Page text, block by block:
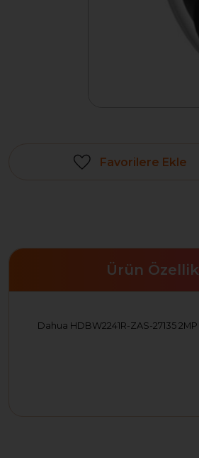
Favorilere Ekle
Ürün
Dahua HDBW2241R-ZAS-27135